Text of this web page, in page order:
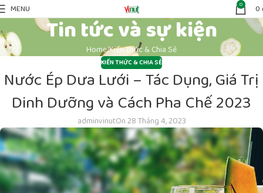
MENU 0 0
Tin tức và sự kiện
HomeKiến Thức & Chia Sẻ
KIẾN THỨC & CHIA SẺ
Nước Ép Dưa Lưới – Tác Dụng, Giá Trị
Dinh Dưỡng và Cách Pha Chế 2023
adminvinutOn 28 Tháng 4, 2023